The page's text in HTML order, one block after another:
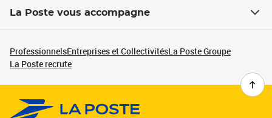
La Poste vous accompagne
ProfessionnelsEntreprises et CollectivitésLa Poste Groupe
La Poste recrute